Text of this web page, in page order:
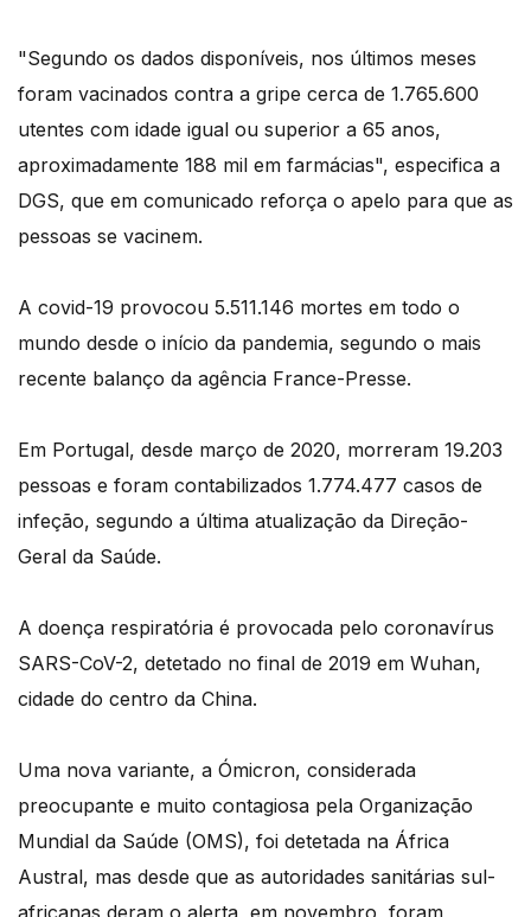
"Segundo os dados disponíveis, nos últimos meses
foram vacinados contra a gripe cerca de 1.765.600
utentes com idade igual ou superior a 65 anos,
aproximadamente 188 mil em farmácias", especifica a
DGS, que em comunicado reforça o apelo para que as
pessoas se vacinem.
A covid-19 provocou 5.511.146 mortes em todo o
mundo desde o início da pandemia, segundo o mais
recente balanço da agência France-Presse.
Em Portugal, desde março de 2020, morreram 19.203
pessoas e foram contabilizados 1.774.477 casos de
infeção, segundo a última atualização da Direção-
Geral da Saúde.
A doença respiratória é provocada pelo coronavírus
SARS-CoV-2, detetado no final de 2019 em Wuhan,
cidade do centro da China.
Uma nova variante, a Ómicron, considerada
preocupante e muito contagiosa pela Organização
Mundial da Saúde (OMS), foi detetada na África
Austral, mas desde que as autoridades sanitárias sul-
africanas deram o alerta, em novembro, foram